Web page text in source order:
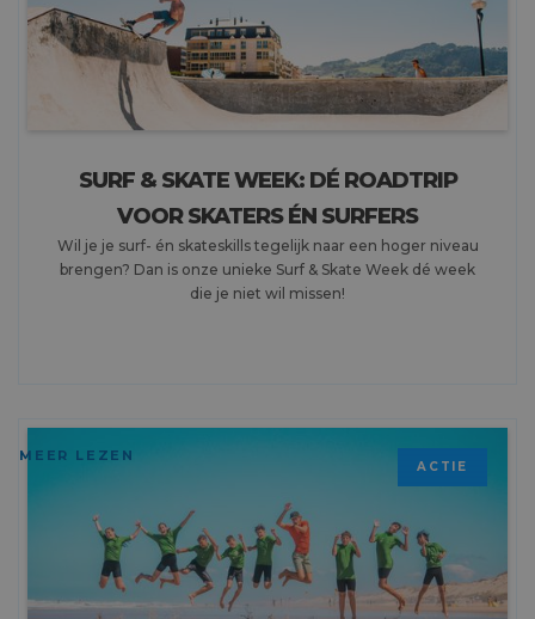
SURF & SKATE WEEK: DÉ ROADTRIP
VOOR SKATERS ÉN SURFERS
Wil je je surf- én skateskills tegelijk naar een hoger niveau
brengen? Dan is onze unieke Surf & Skate Week dé week
die je niet wil missen!
MEER LEZEN
ACTIE